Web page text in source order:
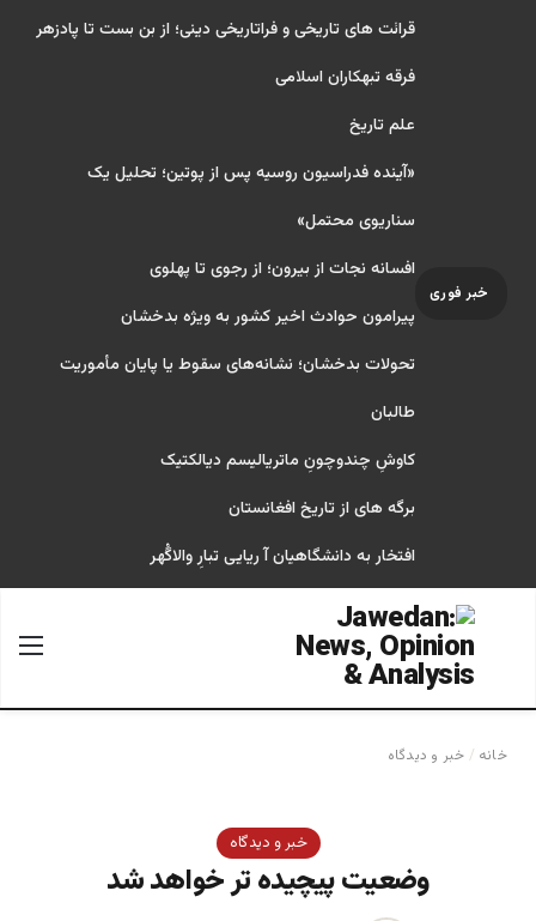
خبر فوری
قرائت های تاریخی و فراتاریخی دینی؛ از بن بست تا پادزهر
فرقه تبهکاران اسلامی
علم تاریخ
«آینده فدراسیون روسیه پس از پوتین؛ تحلیل یک
سناریوی محتمل»
افسانه نجات از بیرون؛ از رجوی تا پهلوی
پیرامون حوادث اخیر کشور به ویژه بدخشان
تحولات بدخشان؛ نشانه‌های سقوط یا پایان مأموریت
طالبان
کاوشِ چندو‌چونِ ماتریالیسم دیالکتیک
برگه های از تاریخ افغانستان
افتخار به دانشگاهیان آ ریایی تبارِ والاگُهر
جستجو برای
خانه / خبر و دیدگاه
خبر و دیدگاه
وضعیت پیچیده تر خواهد شد